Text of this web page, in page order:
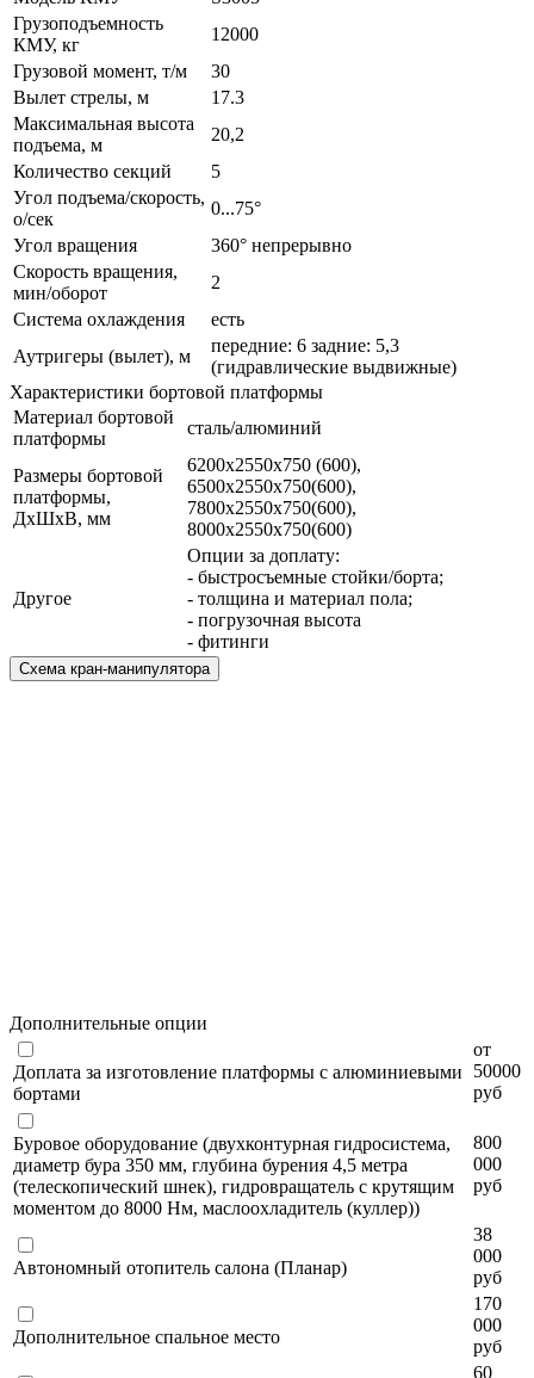
Грузоподъемность
КМУ, кг
12000
Грузовой момент, т/м
30
Вылет стрелы, м
17.3
Максимальная высота
подъема, м
20,2
Количество секций
5
Угол подъема/скорость,
о/сек
0...75°
Угол вращения
360° непрерывно
Скорость вращения,
мин/оборот
2
Система охлаждения
есть
Аутригеры (вылет), м
передние: 6 задние: 5,3
(гидравлические выдвижные)
Характеристики бортовой платформы
Материал бортовой
платформы
сталь/алюминий
Размеры бортовой
платформы,
ДхШхВ, мм
6200х2550х750 (600),
6500х2550х750(600),
7800х2550х750(600),
8000х2550х750(600)
Другое
Опции за доплату:
- быстросъемные стойки/борта;
- толщина и материал пола;
- погрузочная высота
- фитинги
Схема кран-манипулятора
Дополнительные опции
Доплата за изготовление платформы с алюминиевыми
бортами
от
50000
руб
Буровое оборудование (двухконтурная гидросистема,
диаметр бура 350 мм, глубина бурения 4,5 метра
(телескопический шнек), гидровращатель с крутящим
моментом до 8000 Нм, маслоохладитель (куллер))
800
000
руб
Автономный отопитель салона (Планар)
38
000
руб
Дополнительное спальное место
170
000
руб
60